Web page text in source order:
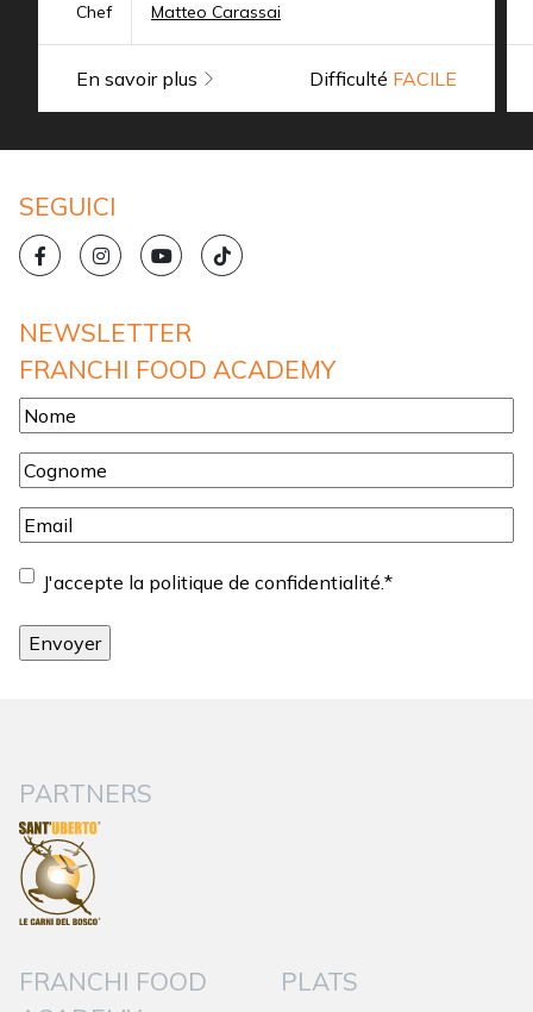
Chef Matteo Carassai
En savoir plus Difficulté FACILE
SEGUICI
NEWSLETTER
FRANCHI FOOD ACADEMY
Nome*
Cognome*
Email*
Consentement*
J'accepte la politique de confidentialité.*
PARTNERS
FRANCHI FOOD
PLATS